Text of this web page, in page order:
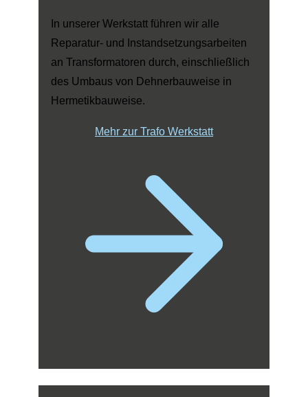
In unserer Werkstatt führen wir alle
Reparatur- und Instandsetzungsarbeiten
an Transformatoren durch, einschließlich
des Umbaus von Dehnerbauweise in
Hermetikbauweise.
Mehr zur Trafo Werkstatt